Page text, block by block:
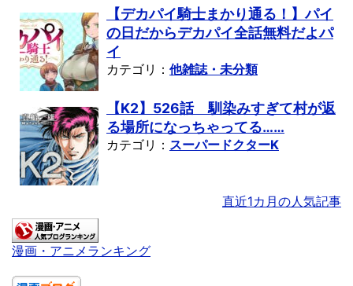
【デカパイ騎士まかり通る！】パイ
の日だからデカパイ全話無料だよパ
イ
カテゴリ： 他雑誌・未分類
【K2】526話 馴染みすぎて村が返
る場所になっちゃってる……
カテゴリ： スーパードクターK
直近1カ月の人気記事
漫画・アニメランキング